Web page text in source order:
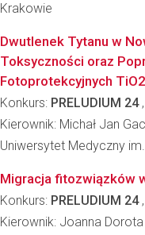
Krakowie
Dwutlenek Tytanu w
Toksyczności oraz
Fotoprotekcyjnych
Konkurs: PRELUDIUM 24,
Kierownik: Michał Jan
Uniwersytet Medyczny
Migracja fitozwiązków
Konkurs: PRELUDIUM 24,
Kierownik: Joanna